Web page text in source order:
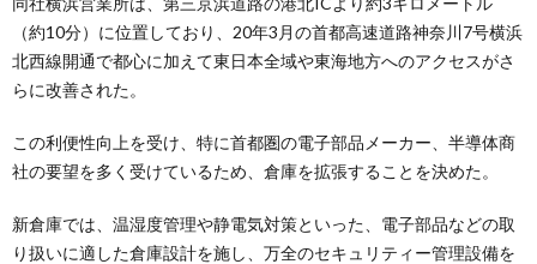
（約10分）に位置しており、20年3月の首都高速道路神奈川7号横浜
北西線開通で都心に加えて東日本全域や東海地方へのアクセスがさ
らに改善された。
この利便性向上を受け、特に首都圏の電子部品メーカー、半導体商
社の要望を多く受けているため、倉庫を拡張することを決めた。
新倉庫では、温湿度管理や静電気対策といった、電子部品などの取
り扱いに適した倉庫設計を施し、万全のセキュリティー管理設備を